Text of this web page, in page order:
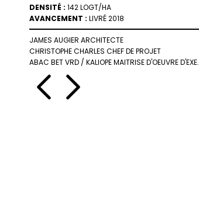
DENSITÉ : 142 LOGT/HA
AVANCEMENT : LIVRÉ 2018
JAMES AUGIER ARCHITECTE
CHRISTOPHE CHARLES CHEF DE PROJET
ABAC BET VRD / KALIOPE MAITRISE D'OEUVRE D'EXE.